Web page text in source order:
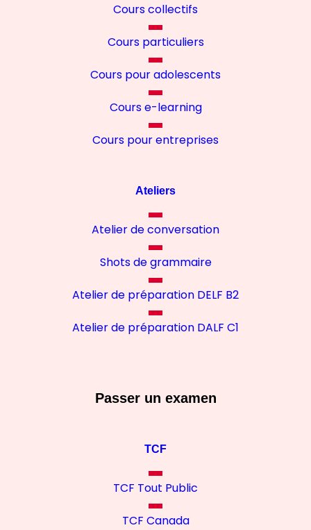
Cours collectifs
Cours particuliers
Cours pour adolescents
Cours e-learning
Cours pour entreprises
Ateliers
Atelier de conversation
Shots de grammaire
Atelier de préparation DELF B2
Atelier de préparation DALF C1
Passer un examen
TCF
TCF Tout Public
TCF Canada